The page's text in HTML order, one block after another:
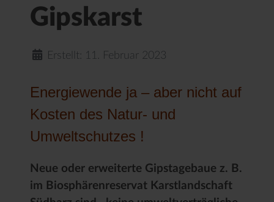
Gipskarst
Erstellt: 11. Februar 2023
Energiewende ja – aber nicht auf
Kosten des Natur- und
Umweltschutzes !
Neue oder erweiterte Gipstagebaue z. B.
im Biosphärenreservat Karstlandschaft